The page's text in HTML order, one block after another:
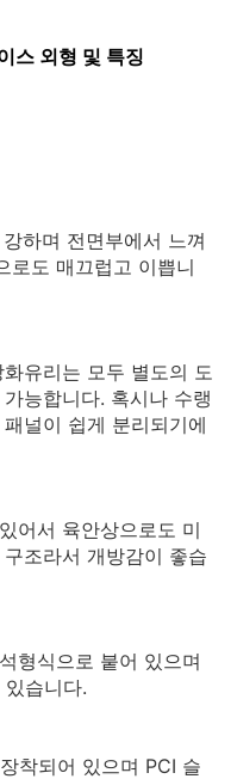
스 외형 및 특징
하며 전면부에서 느껴
로도 매끄럽고 이쁩니
유리는 모두 별도의 도
능합니다. 혹시나 수랭
널이 쉽게 분리되기에
어서 육안상으로도 미
조라서 개방감이 좋습
형식으로 붙어 있으며
습니다.
착되어 있으며 PCI 슬